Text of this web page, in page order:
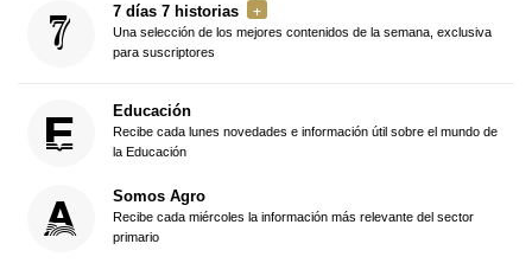
7 días 7 historias
Una selección de los mejores contenidos de la semana, exclusiva
para suscriptores
Educación
Recibe cada lunes novedades e información útil sobre el mundo de
la Educación
Somos Agro
Recibe cada miércoles la información más relevante del sector
primario